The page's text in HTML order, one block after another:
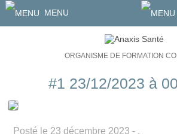
MENU
ORGANISME DE FORMATION
#1 23/12/2023 à
Posté le 23 décembre 2023 - .